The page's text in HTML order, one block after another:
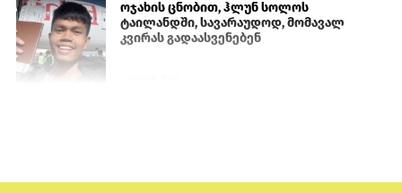
ოჯახის ცნობით, ჰლუნ სოლოს
ტაილანდში, სავარაუდოდ, მომავალ
კვირას გადაასვენებენ